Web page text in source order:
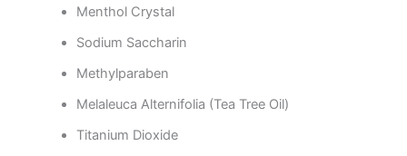
Menthol Crystal
Sodium Saccharin
Methylparaben
Melaleuca Alternifolia (Tea Tree Oil)
Titanium Dioxide